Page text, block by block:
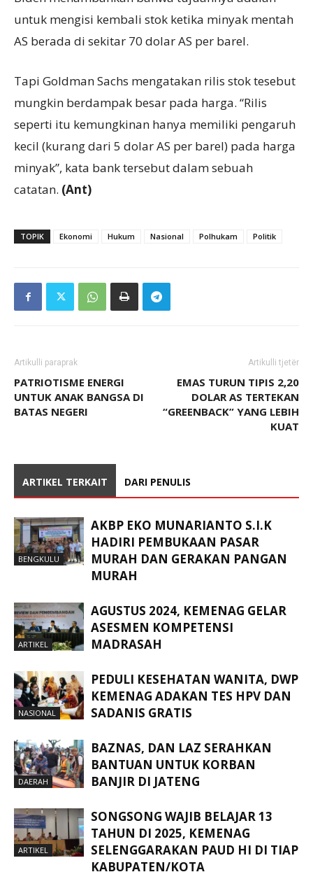
untuk mengisi kembali stok ketika minyak mentah
AS berada di sekitar 70 dolar AS per barel.
Tapi Goldman Sachs mengatakan rilis stok tesebut
mungkin berdampak besar pada harga. “Rilis
seperti itu kemungkinan hanya memiliki pengaruh
kecil (kurang dari 5 dolar AS per barel) pada harga
minyak”, kata bank tersebut dalam sebuah
catatan. (Ant)
TOPIK Ekonomi Hukum Nasional Polhukam Politik
Artikulli paraprak
PATRIOTISME ENERGI
UNTUK ANAK BANGSA DI
BATAS NEGERI
Artikulli tjetër
EMAS TURUN TIPIS 2,20
DOLAR AS TERTEKAN
“GREENBACK” YANG LEBIH
KUAT
ARTIKEL TERKAIT DARI PENULIS
BENGKULU
AKBP EKO MUNARIANTO S.I.K
HADIRI PEMBUKAAN PASAR
MURAH DAN GERAKAN PANGAN
MURAH
ARTIKEL
AGUSTUS 2024, KEMENAG GELAR
ASESMEN KOMPETENSI
MADRASAH
NASIONAL
PEDULI KESEHATAN WANITA, DWP
KEMENAG ADAKAN TES HPV DAN
SADANIS GRATIS
DAERAH
BAZNAS, DAN LAZ SERAHKAN
BANTUAN UNTUK KORBAN
BANJIR DI JATENG
ARTIKEL
SONGSONG WAJIB BELAJAR 13
TAHUN DI 2025, KEMENAG
SELENGGARAKAN PAUD HI DI TIAP
KABUPATEN/KOTA